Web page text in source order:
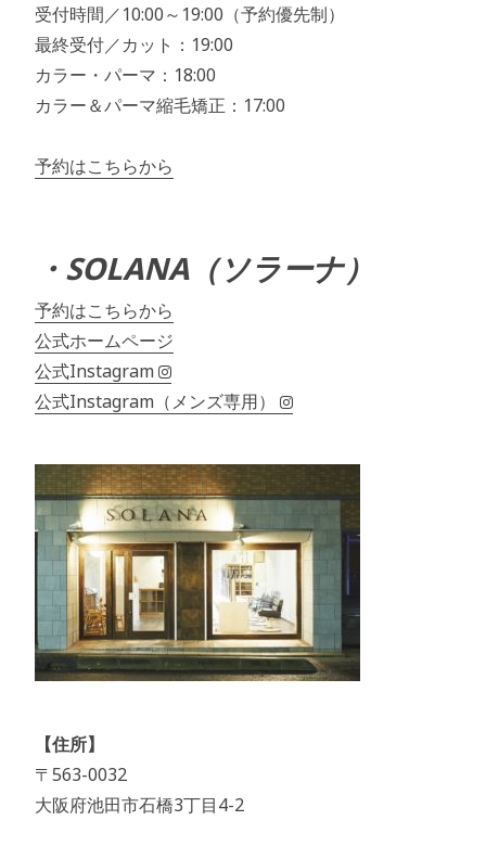
受付時間／10:00～19:00（予約優先制）
最終受付／カット：19:00
カラー・パーマ：18:00
カラー＆パーマ縮毛矯正：17:00
予約はこちらから
・SOLANA（ソラーナ）
予約はこちらから
公式ホームページ
公式Instagram
公式Instagram（メンズ専用）
【住所】
〒563-0032
大阪府池田市石橋3丁目4-2